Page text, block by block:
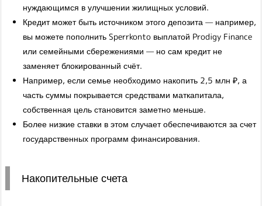
нуждающимся в улучшении жилищных условий.
Кредит может быть источником этого депозита — например,
вы можете пополнить Sperrkonto выплатой Prodigy Finance
или семейными сбережениями — но сам кредит не
заменяет блокированный счёт.
Например, если семье необходимо накопить 2,5 млн ₽, а
часть суммы покрывается средствами маткапитала,
собственная цель становится заметно меньше.
Более низкие ставки в этом случает обеспечиваются за счет
государственных программ финансирования.
Накопительные счета